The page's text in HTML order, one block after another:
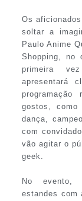
Os
soltar a
Paulo Anime
Shopping,
primeira
apresentará
gostos, como
dança,
com
vão agitar o
geek.
No evento,
estandes com